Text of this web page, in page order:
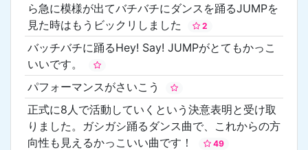
ら急に模様が出てバチバチにダンスを踊るJUMPを
見た時はもうビックリしました
2
バッチバチに踊るHey! Say! JUMPがとてもかっこ
いいです。
パフォーマンスがさいこう
正式に8人で活動していくという決意表明と受け取
りました。ガシガシ踊るダンス曲で、これからの方
向性も見えるかっこいい曲です！
49